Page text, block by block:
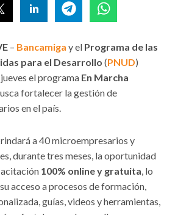
– Bancamiga y el Programa de las
para el Desarrollo (PNUD)
el programa En Marcha
fortalecer la gestión de
en el país.
a 40 microempresarios y
durante tres meses, la oportunidad
100% online y gratuita, lo
acceso a procesos de formación,
guías, videos y herramientas,